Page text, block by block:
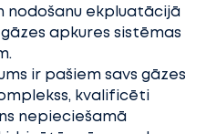
nodošanu ekpluatācijā
apkures sistēmas
ir pašiem savs gāzes
kvalificēti
nepieciešamā